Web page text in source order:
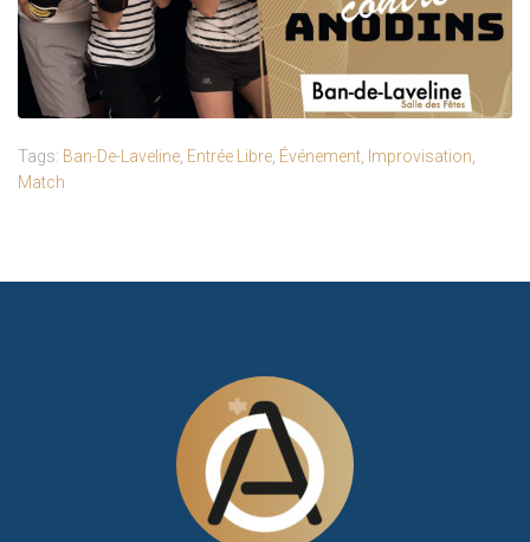
Tags: Ban-De-Laveline Entrée Libre Événement Improvisation
Match